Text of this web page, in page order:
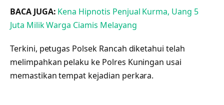
BACA JUGA: Kena Hipnotis Penjual Kurma, Uang 5
Juta Milik Warga Ciamis Melayang
Terkini, petugas Polsek Rancah diketahui telah
melimpahkan pelaku ke Polres Kuningan usai
memastikan tempat kejadian perkara.